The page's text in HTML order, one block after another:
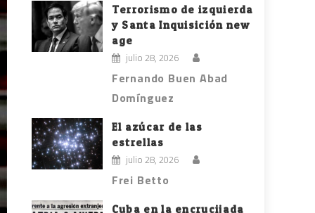
Terrorismo de izquierda
y Santa Inquisición new
age
julio 28, 2026
Fernando Buen Abad
Domínguez
El azúcar de las
estrellas
julio 28, 2026
Frei Betto
Cuba en la encrucijada